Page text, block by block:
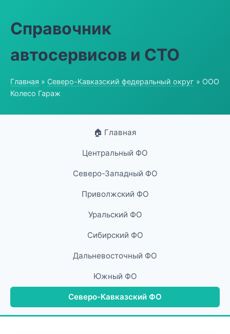
Справочник
автосервисов и СТО
Главная » Северо-Кавказский федеральный округ » ООО
Колесо Гараж
🏠 Главная
Центральный ФО
Северо-Западный ФО
Приволжский ФО
Уральский ФО
Сибирский ФО
Дальневосточный ФО
Южный ФО
Северо-Кавказский ФО